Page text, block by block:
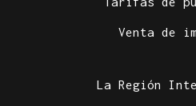
Venta de
La Región